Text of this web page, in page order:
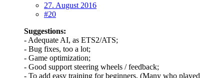
27. August 2016
#20
Suggestions:
- Adequate AI, as ETS2/ATS;
- Bug fixes, too a lot;
- Game optimization;
- Good support steering wheels / feedback;
- To add easy training for beginners. (Many who played